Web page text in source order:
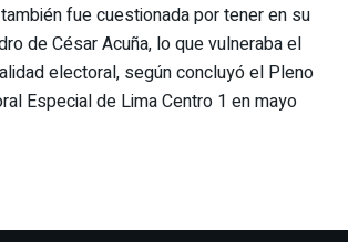
fue cuestionada por tener en su
de César Acuña, lo que vulneraba el
electoral, según concluyó el Pleno
Especial de Lima Centro 1 en mayo